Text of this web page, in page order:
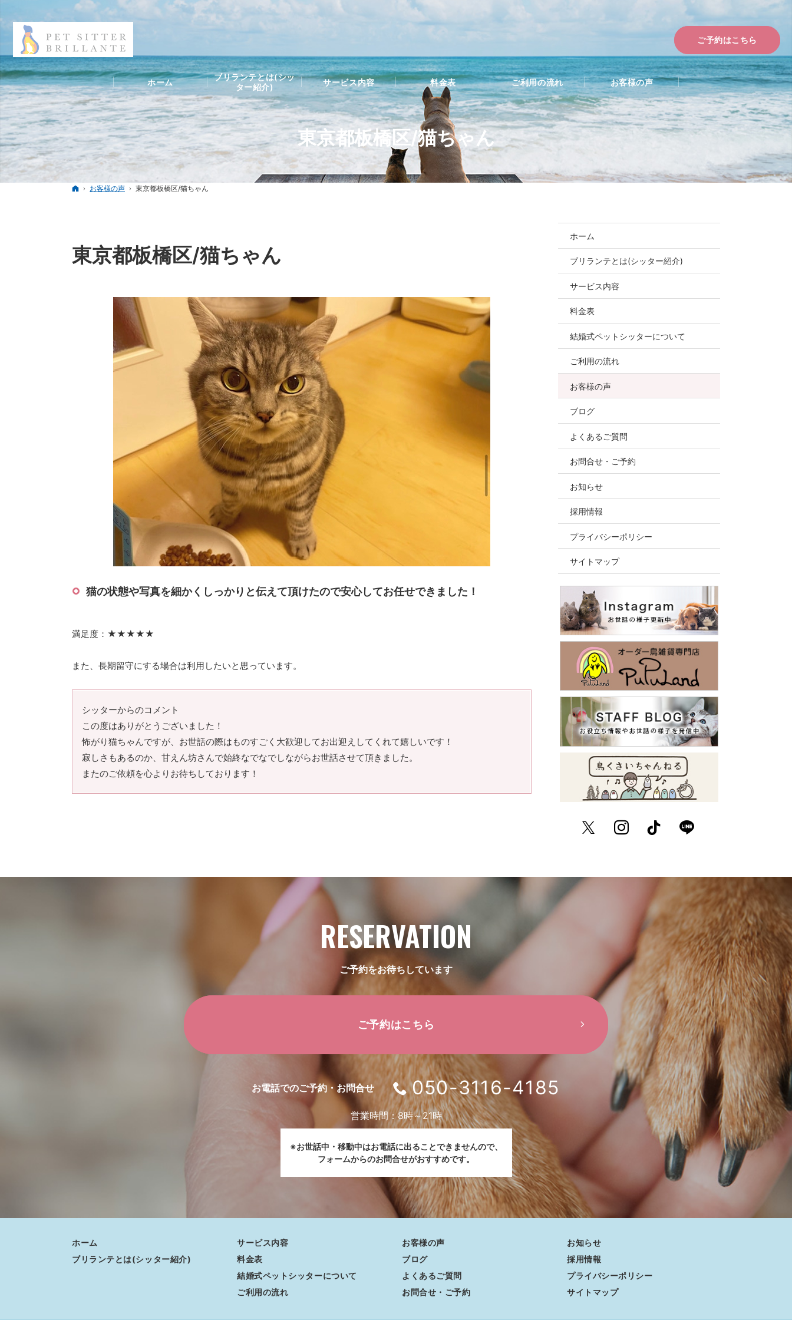
東京都板橋区/猫ちゃん
ホーム
お客様の声 東京都板橋区/猫ちゃん
東京都板橋区/猫ちゃん
猫の状態や写真を細かくしっかりと伝えて頂けたので安心してお任せできました！
満足度：★★★★★
また、長期留守にする場合は利用したいと思っています。
シッターからのコメント
この度はありがとうございました！
怖がり猫ちゃんですが、お世話の際はものすごく大歓迎してお出迎えしてくれて嬉しいです！
寂しさもあるのか、甘えん坊さんで始終なでなでしながらお世話させて頂きました。
またのご依頼を心よりお待ちしております！
ホーム
ブリランテとは(シッター紹介)
サービス内容
料金表
結婚式ペットシッターについて
ご利用の流れ
お客様の声
ブログ
よくあるご質問
お問合せ・ご予約
お知らせ
採用情報
プライバシーポリシー
サイトマップ
TwitterInstagramTikTok
ご予約はこちら
ホーム
ブリランテとは(シッ
ター紹介)
サービス内容 料金表 ご利用の流れ お客様の声
RESERVATION
ご予約をお待ちしています
ご予約はこちら
お電話でのご予約・お問合せ 050-3116-4185
営業時間：8時～21時
※お世話中・移動中はお電話に出ることできませんので、
フォームからのお問合せがおすすめです。
ホーム
ブリランテとは(シッター紹介)
サービス内容
料金表
結婚式ペットシッターについて
ご利用の流れ
お客様の声
ブログ
よくあるご質問
お問合せ・ご予約
お知らせ
採用情報
プライバシーポリシー
サイトマップ